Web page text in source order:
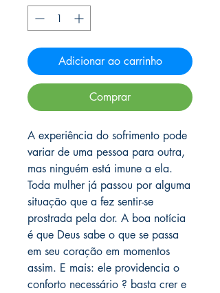
Adicionar ao carrinho
Comprar
A experiência do sofrimento pode
variar de uma pessoa para outra,
mas ninguém está imune a ela.
Toda mulher já passou por alguma
situação que a fez sentir-se
prostrada pela dor. A boa notícia
é que Deus sabe o que se passa
em seu coração em momentos
assim. E mais: ele providencia o
conforto necessário ? basta crer e